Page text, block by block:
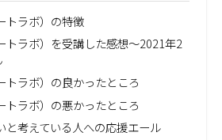
トラボ）の特徴
ラボ）を受講した感想～2021年2
ラボ）の良かったところ
ラボ）の悪かったところ
と考えている人への応援エール